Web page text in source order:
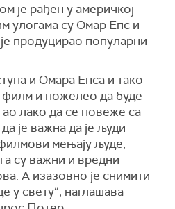
је рађен у америчкој
улогама су Омар Епс и
продуцирао популарни
и Омара Епса и тако
филм и пожелео да буде
лако да се повеже са
је важна да је људи
мењају људе,
су важни и вредни
А изазовно је снимити
у свету“, наглашава